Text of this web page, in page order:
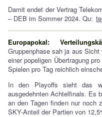
Damit endet der Vertrag
– DEB im Sommer 2024. Qu:
Europapokal:
Gruppenphase sah ja aus
einer popeligen Übertragung
Spielen pro Tag reichlich
In den Playoffs sieht das
ausgedehnten Achtelfinals. Es
an den Tagen finden nur
SKY-Anteil der Partien von